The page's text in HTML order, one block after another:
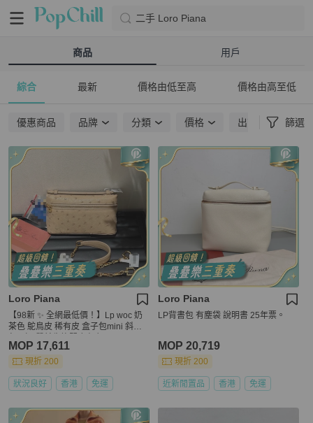
二手 Loro Piana
商品 用戶
綜合 最新 價格由低至高 價格由高至低
優惠商品 品牌 分類 價格 出貨地點 篩選
Loro Piana
【98新 ✨ 全網最低價！】Lp woc 奶
茶色 鴕鳥皮 稀有皮 盒子包mini 斜挎
MOP 17,611
現折 200
狀況良好 香港 免運
Loro Piana
LP背書包 有塵袋 說明書 25年票。
MOP 20,719
現折 200
近新閒置品 香港 免運